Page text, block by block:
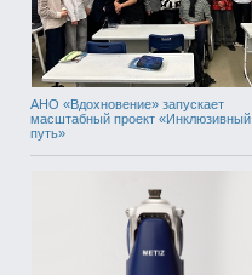
АНО «Вдохновение» запускает
масштабный проект «Инклюзивный
путь»